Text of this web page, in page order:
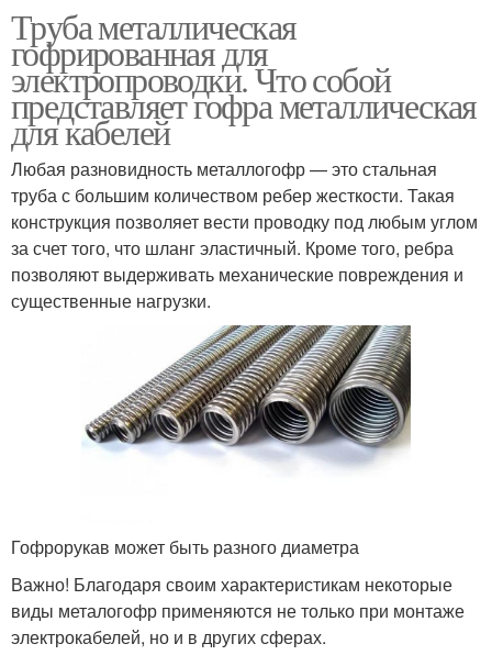
Труба металлическая
гофрированная для
электропроводки. Что собой
представляет гофра металлическая
для кабелей
Любая разновидность металлогофр — это стальная
труба с большим количеством ребер жесткости. Такая
конструкция позволяет вести проводку под любым углом
за счет того, что шланг эластичный. Кроме того, ребра
позволяют выдерживать механические повреждения и
существенные нагрузки.
Гофрорукав может быть разного диаметра
Важно! Благодаря своим характеристикам некоторые
виды металогофр применяются не только при монтаже
электрокабелей, но и в других сферах.